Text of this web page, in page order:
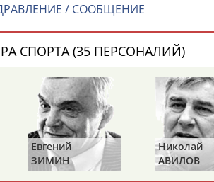
Аделя
АБДРАХМАНОВА
Андрей
АБДУВАЛИЕВ
Магомед
АБДУЛКАГИРОВ
Назир
АБДУЛЛАЕВ
/ СООБЩЕНИЕ
СПОРТА (35 ПЕРСОНАЛИЙ)
Евгений
ЗИМИН
Николай
АВИЛОВ